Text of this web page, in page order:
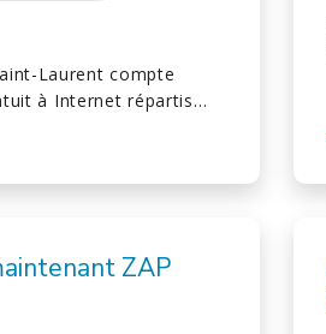
Laurent compte
à Internet répartis…
ZAP